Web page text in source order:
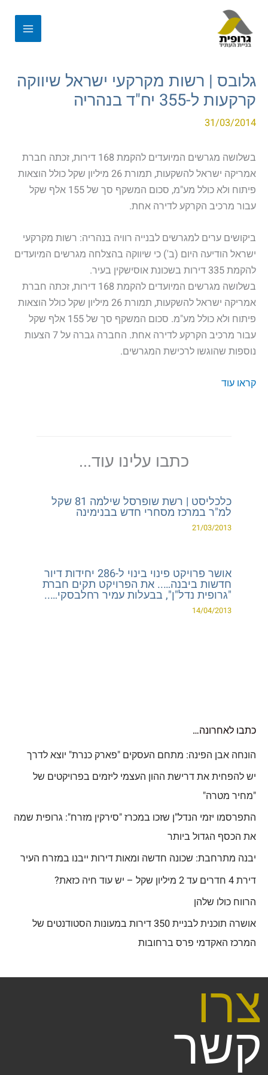
גלובס | רשות מקרקעי ישראל שיווקה
קרקעות ל-355 יח"ד בנהריה
31/03/2014
בשלושה מגרשים המיועדים להקמת 168 דירות, זכתה חברת
אמריקה ישראל להשקעות, תמורת 26 מיליון שקל כולל הוצאות
פיתוח ולא כולל מע"מ, סכום המשקף סך של 155 אלף שקל
עבור מרכיב הקרקע לדירה אחת.
ביקושים ערים למגרשים לבנייה רוויה בנהריה: רשות מקרקעי
ישראל הודיעה היום (ב') כי שיווקה בהצלחה מגרשים המיועדים
להקמת 335 דירות בשכונת אוסישקין בעיר.
בשלושה מגרשים המיועדים להקמת 168 דירות, זכתה חברת
אמריקה ישראל להשקעות, תמורת 26 מיליון שקל כולל הוצאות
פיתוח ולא כולל מע"מ. סכום המשקף סך של 155 אלף שקל
עבור מרכיב הקרקע לדירה אחת. החברה גברה על 7 הצעות
נוספות שהוגשו לרכישת המגרשים.
קראו עוד
כתבו עלינו עוד...
כלכליסט | רשת שופרסל שילמה 81 שקל
למ"ר במרכז מסחרי חדש בבנימינה
21/03/2013
אושר פרויקט פינוי בינוי ל-286 יחידות דיור
חדשות ביבנה….. את הפרויקט תקים חברת
"גרופית נדל"ן", בבעלות עמיר רחלבסקי…..
14/04/2013
כתבו לאחרונה…
הונחה אבן הפינה: מתחם העסקים "פארק כנרת" יוצא לדרך
יש להפחית את דרישת ההון העצמי ליזמים בפרויקטים של
"מחיר מטרה"
התפרסמו יזמי הנדל"ן שזכו במכרז "סירקין מזרח": גרופית שמה
את הכסף הגדול ביותר
יבנה מתרחבת: שכונה חדשה ומאות דירות ייבנו במזרח העיר
דירת 4 חדרים עד 2 מיליון שקל – יש עוד חיה כזאת?
הרווח כולו שלהן
אושרה תוכנית לבניית 350 דירות במעונות הסטודנטים של
המרכז האקדמי פרס ברחובות
צרו
קשר